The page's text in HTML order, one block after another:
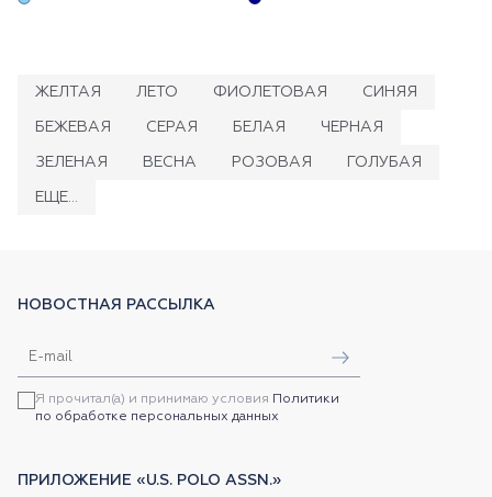
ЖЕЛТАЯ ЛЕТО ФИОЛЕТОВАЯ СИНЯЯ
БЕЖЕВАЯ СЕРАЯ БЕЛАЯ ЧЕРНАЯ
ЗЕЛЕНАЯ ВЕСНА РОЗОВАЯ ГОЛУБАЯ
ЕЩЕ...
НОВОСТНАЯ РАССЫЛКА
Я прочитал(а) и принимаю условия Политики
по обработке персональных данных
ПРИЛОЖЕНИЕ «U.S. POLO ASSN.»